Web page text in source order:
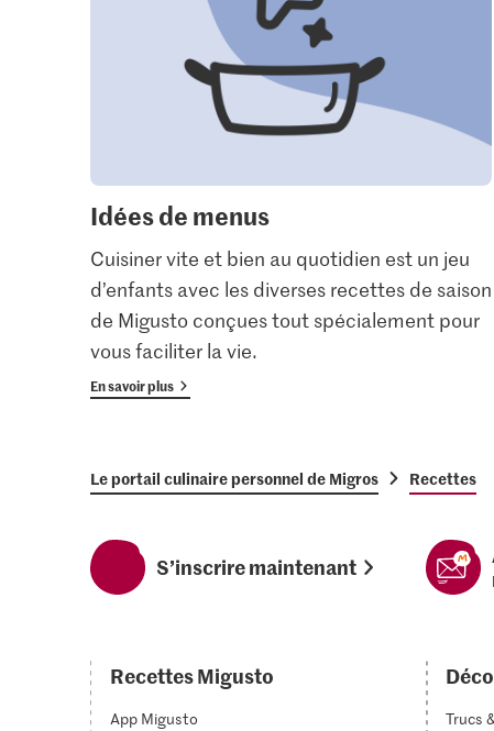
Idées de menus
Cuisiner vite et bien au quotidien est un jeu
d’enfants avec les diverses recettes de saison
de Migusto conçues tout spécialement pour
vous faciliter la vie.
En savoir plus
Le portail culinaire personnel de Migros Recettes
S’inscrire maintenant
Recettes Migusto
App Migusto
Trucs